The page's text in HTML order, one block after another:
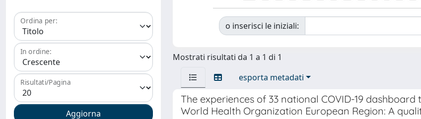
Ordina per:
In ordine:
Risultati/Pagina
o inserisci le iniziali:
Mostrati risultati da 1 a 1 di 1
esporta metadati
The experiences of 33 national COVID-19
World Health Organization European Region: A